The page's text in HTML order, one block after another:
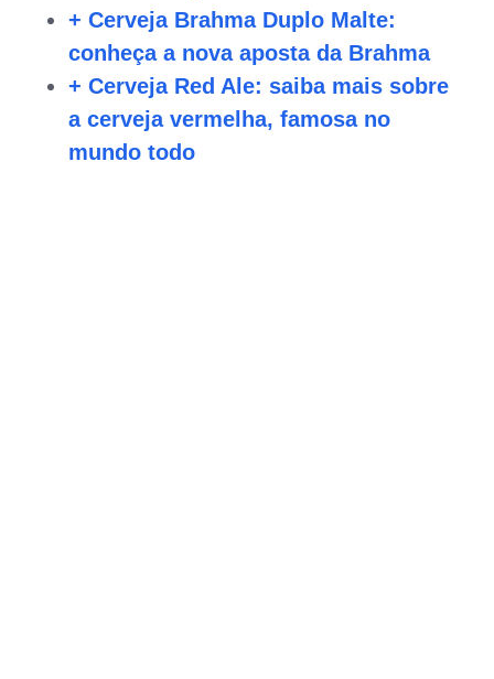
+ Cerveja Brahma Duplo Malte:
conheça a nova aposta da Brahma
+ Cerveja Red Ale: saiba mais sobre
a cerveja vermelha, famosa no
mundo todo